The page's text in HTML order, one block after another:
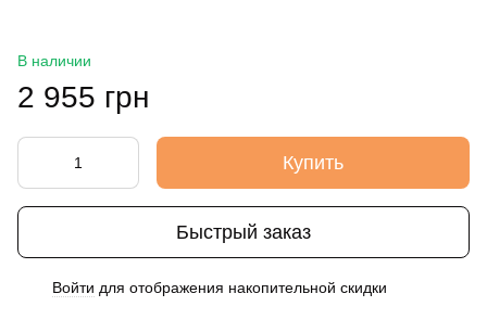
В наличии
2 955 грн
Купить
Быстрый заказ
Войти для отображения накопительной скидки